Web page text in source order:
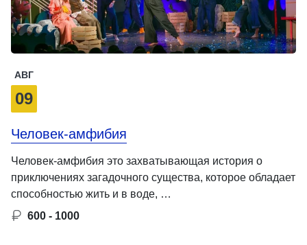
АВГ
09
Человек-амфибия
Человек-амфибия это захватывающая история о
приключениях загадочного существа, которое обладает
способностью жить и в воде, …
600 - 1000